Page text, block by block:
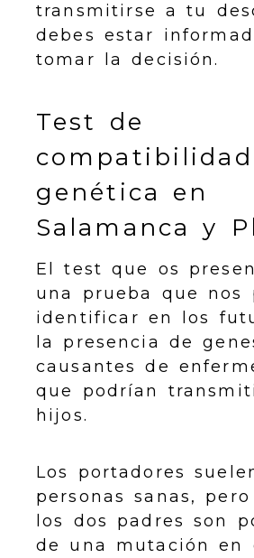
transmitirse a tu
debes estar
tomar la decisión.
Test de
compatibilidad
genética en
Salamanca y
El test que os
una prueba que nos
identificar en los
la presencia de
causantes de
que podrían
hijos.
Los portadores
personas sanas,
los dos padres son
de una mutación en